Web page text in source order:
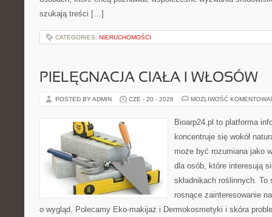
szukają treści […]
CATEGORIES: NIERUCHOMOŚCI
PIELĘGNACJA CIAŁA I WŁOSÓW
POSTED BY ADMIN CZE - 20 - 2026 MOŻLIWOŚĆ
Bioarp24.pl to platforma
koncentruje się wokół
może być rozumiana jako
dla osób, które interesują
składnikach roślinnych.
rosnące zainteresowanie
o wygląd. Polecamy Eko-makijaż i Dermokosmetyki i skóra